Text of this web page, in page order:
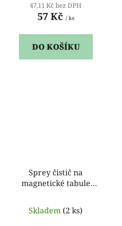
47,11 Kč bez DPH
57 Kč / ks
DO KOŠÍKU
Sprey čistič na
magnetické tabule
Skladem (2 ks)